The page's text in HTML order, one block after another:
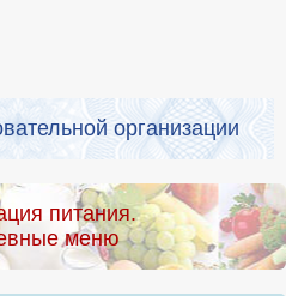
организации
питания.
меню